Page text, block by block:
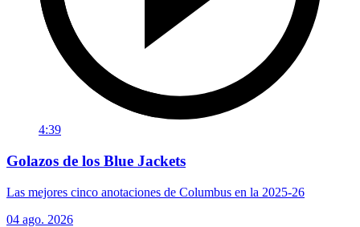
4:39
Golazos de los Blue Jackets
Las mejores cinco anotaciones de Columbus en la 2025-26
04 ago. 2026